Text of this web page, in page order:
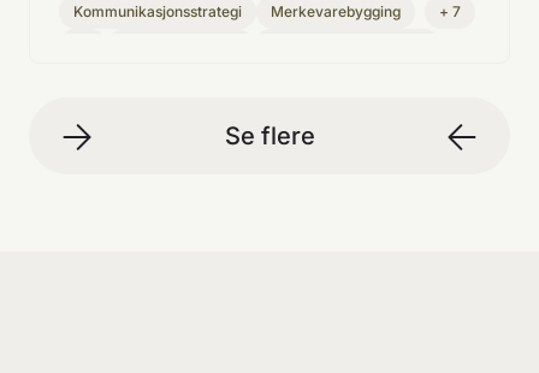
Kommunikasjons­strategi
Merkevarebygging
+ 7
Se flere